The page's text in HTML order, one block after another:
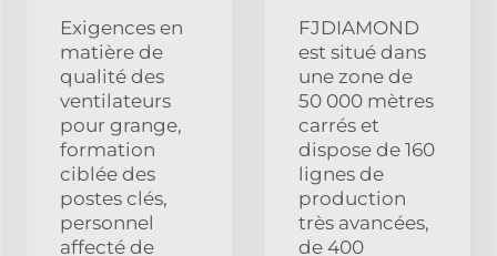
Exigences en
matière de
qualité des
ventilateurs
pour grange,
formation
ciblée des
postes clés,
personnel
affecté de
FJDIAMOND
est situé dans
une zone de
50 000 mètres
carrés et
dispose de 160
lignes de
production
très avancées,
de 400